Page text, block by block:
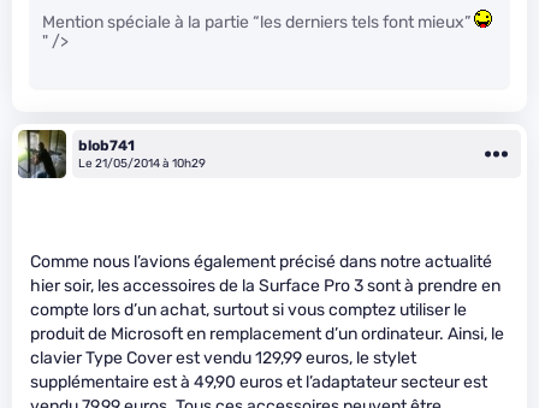
Mention spéciale à la partie “les derniers tels font mieux”
" />
blob741
Le 21/05/2014 à 10h29
Comme nous l’avions également précisé dans notre actualité
hier soir, les accessoires de la Surface Pro 3 sont à prendre en
compte lors d’un achat, surtout si vous comptez utiliser le
produit de Microsoft en remplacement d’un ordinateur. Ainsi, le
clavier Type Cover est vendu 129,99 euros, le stylet
supplémentaire est à 49,90 euros et l’adaptateur secteur est